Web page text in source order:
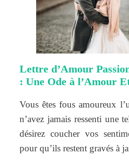
Lettre d’Amour
: Une Ode à l’Amour
Vous êtes fous amoureux
n’avez jamais ressenti une
désirez coucher vos
pour qu’ils restent gravés à